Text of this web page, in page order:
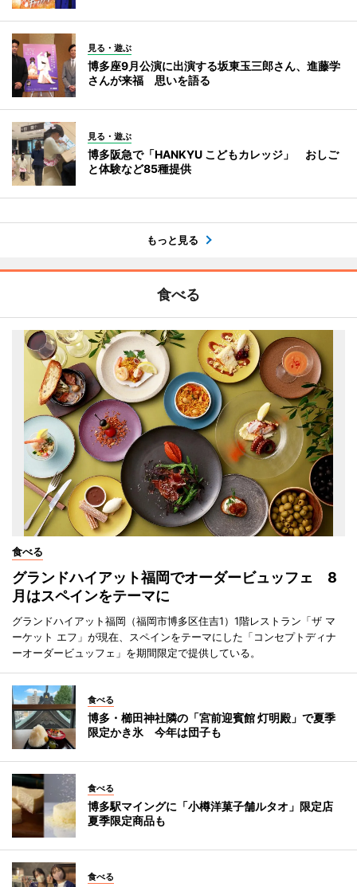
見る・遊ぶ
博多座9月公演に出演する坂東玉三郎さん、進藤学
さんが来福 思いを語る
見る・遊ぶ
博多阪急で「HANKYU こどもカレッジ」 おしご
と体験など85種提供
もっと見る
食べる
食べる
グランドハイアット福岡でオーダービュッフェ 8
月はスペインをテーマに
グランドハイアット福岡（福岡市博多区住吉1）1階レストラン「ザ マ
ーケット エフ」が現在、スペインをテーマにした「コンセプトディナ
ーオーダービュッフェ」を期間限定で提供している。
食べる
博多・櫛田神社隣の「宮前迎賓館 灯明殿」で夏季
限定かき氷 今年は団子も
食べる
博多駅マイングに「小樽洋菓子舗ルタオ」限定店
夏季限定商品も
食べる